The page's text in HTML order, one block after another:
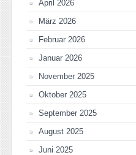
April 2026
März 2026
Februar 2026
Januar 2026
November 2025
Oktober 2025
September 2025
August 2025
Juni 2025